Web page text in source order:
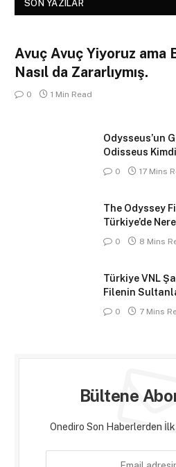
SON YAZILAR
Avuç Avuç Yiyoruz ama
Nasıl da Zararlıymış.
0 1 Min Read
Odysseus’un
Odisseus
0 17 Mins
The Odyssey
Türkiye’de
0 8 Mins
Türkiye VNL
Filenin
0 7 Mins
Bültene
Onediro Son Haberlerden